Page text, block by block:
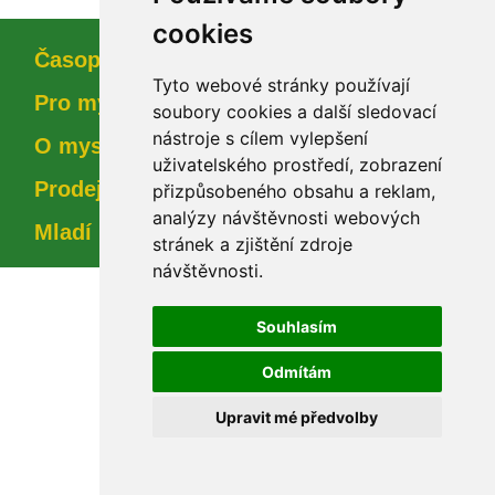
cookie
Tyto webové stránky používají
oubory cookies a další sledovací
nástroje s cílem vylepšení
uživatelského prostředí, zobrazení
přizpůsobeného obsahu a reklam,
analýzy návštěvnosti webových
tránek a zjištění zdroje
návštěvnosti.
Souhlasím
Odmítám
Upravit mé předvolby
Časopi
Pro myslivce
O myslivosti
Prodejna
Mladí myslivci